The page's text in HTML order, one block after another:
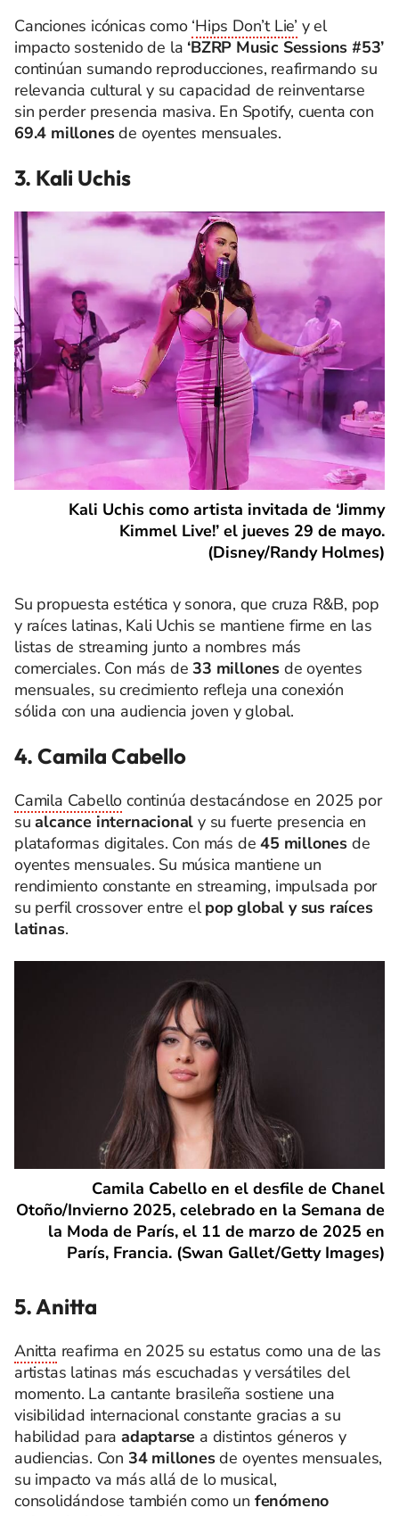
Canciones icónicas como ‘Hips Don’t Lie’ y el
impacto sostenido de la ‘BZRP Music Sessions #53’
continúan sumando reproducciones, reafirmando su
relevancia cultural y su capacidad de reinventarse
sin perder presencia masiva. En Spotify, cuenta con
69.4 millonesde oyentes mensuales.
3. Kali Uchis
Kali Uchis como artista invitada de ‘Jimmy
Kimmel Live!’ el jueves 29 de mayo.
(Disney/Randy Holmes)
Su propuesta estética y sonora, que cruza R&B, pop
y raíces latinas, Kali Uchis se mantiene firme en las
listas de streaming junto a nombres más
comerciales. Con más de33 millones de oyentes
mensuales, su crecimiento refleja una conexión
sólida con una audiencia joven y global.
4. Camila Cabello
Camila Cabello continúa destacándose en 2025 por
sualcance internacional y su fuerte presencia en
plataformas digitales. Con más de45 millones de
oyentes mensuales. Su música mantiene un
rendimiento constante en streaming, impulsada por
su perfil crossover entre elpop global y sus raíces
latinas.
Camila Cabello en el desfile de Chanel
Otoño/Invierno 2025, celebrado en la Semana de
la Moda de París, el 11 de marzo de 2025 en
París, Francia. (Swan Gallet/Getty Images)
5. Anitta
Anitta reafirma en 2025 su estatus como una de las
artistas latinas más escuchadas y versátiles del
momento. La cantante brasileña sostiene una
visibilidad internacional constante gracias a su
habilidad para adaptarse a distintos géneros y
audiencias. Con 34 millonesde oyentes mensuales,
su impacto va más allá de lo musical,
consolidándose también como un fenómeno